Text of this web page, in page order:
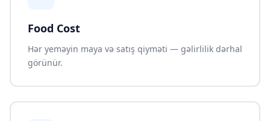
Food Cost
Hər yeməyin maya və satış qiyməti — gəlirlilik dərhal
görünür.